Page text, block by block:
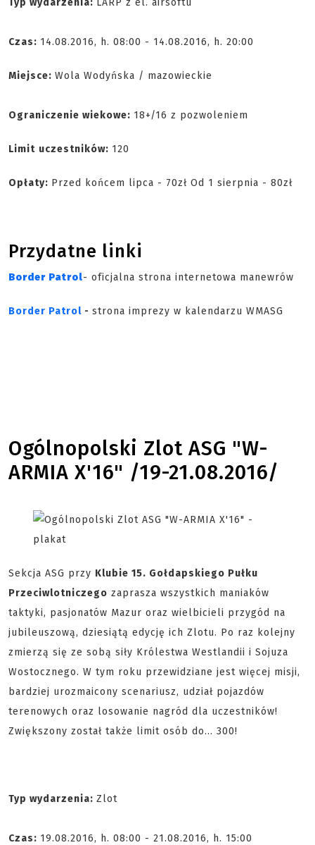
Typ wydarzenia: LARP z el. airsoftu
Czas: 14.08.2016, h. 08:00 - 14.08.2016, h. 20:00
Miejsce: Wola Wodyńska / mazowieckie
Ograniczenie wiekowe: 18+/16 z pozwoleniem
Limit uczestników: 120
Opłaty: Przed końcem lipca - 70zł Od 1 sierpnia - 80zł
Przydatne linki
Border Patrol- oficjalna strona internetowa manewrów
Border Patrol - strona imprezy w kalendarzu WMASG
Ogólnopolski Zlot ASG "W-
ARMIA X'16" /19-21.08.2016/
Sekcja ASG przy Klubie 15. Gołdapskiego Pułku
Przeciwlotniczego zaprasza wszystkich maniaków
taktyki, pasjonatów Mazur oraz wielbicieli przygód na
jubileuszową, dziesiątą edycję ich Zlotu. Po raz kolejny
zmierzą się ze sobą siły Królestwa Westlandii i Sojuza
Wostocznego. W tym roku przewidziane jest więcej misji,
bardziej urozmaicony scenariusz, udział pojazdów
terenowych oraz losowanie nagród dla uczestników!
Zwiększony został także limit osób do... 300!
Typ wydarzenia: Zlot
Czas: 19.08.2016, h. 08:00 - 21.08.2016, h. 15:00